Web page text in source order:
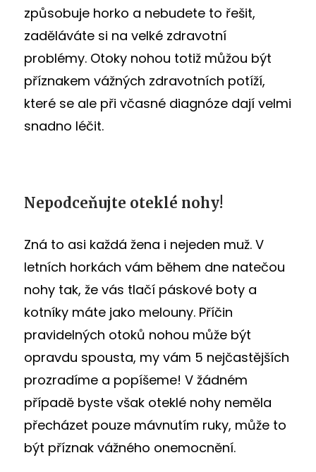
způsobuje horko a nebudete to řešit,
zaděláváte si na velké zdravotní
problémy. Otoky nohou totiž můžou být
příznakem vážných zdravotních potíží,
které se ale při včasné diagnóze dají velmi
snadno léčit.
Nepodceňujte oteklé nohy!
Zná to asi každá žena i nejeden muž. V
letních horkách vám během dne natečou
nohy tak, že vás tlačí páskové boty a
kotníky máte jako melouny. Příčin
pravidelných otoků nohou může být
opravdu spousta, my vám 5 nejčastějších
prozradíme a popíšeme! V žádném
případě byste však oteklé nohy neměla
přecházet pouze mávnutím ruky, může to
být příznak vážného onemocnění.